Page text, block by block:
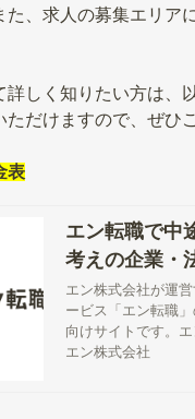
た、求人の募集エリア
詳しく知りたい方は、
ただけますので、ぜひ
表
エン転職で中
考えの企業・
【公式】
エン株式会社が運
ービス「エン転職
向けサイトです。
金、サービス詳細、
エン株式会社